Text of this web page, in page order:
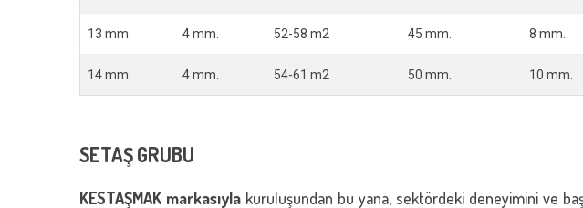
13 mm. 4 mm. 52-58 m2 45 mm. 8 mm.
14 mm. 4 mm. 54-61 m2 50 mm. 10 mm.
SETAŞ GRUBU
KESTAŞMAK markasıyla kuruluşundan bu yana, sektördeki deneyimini ve